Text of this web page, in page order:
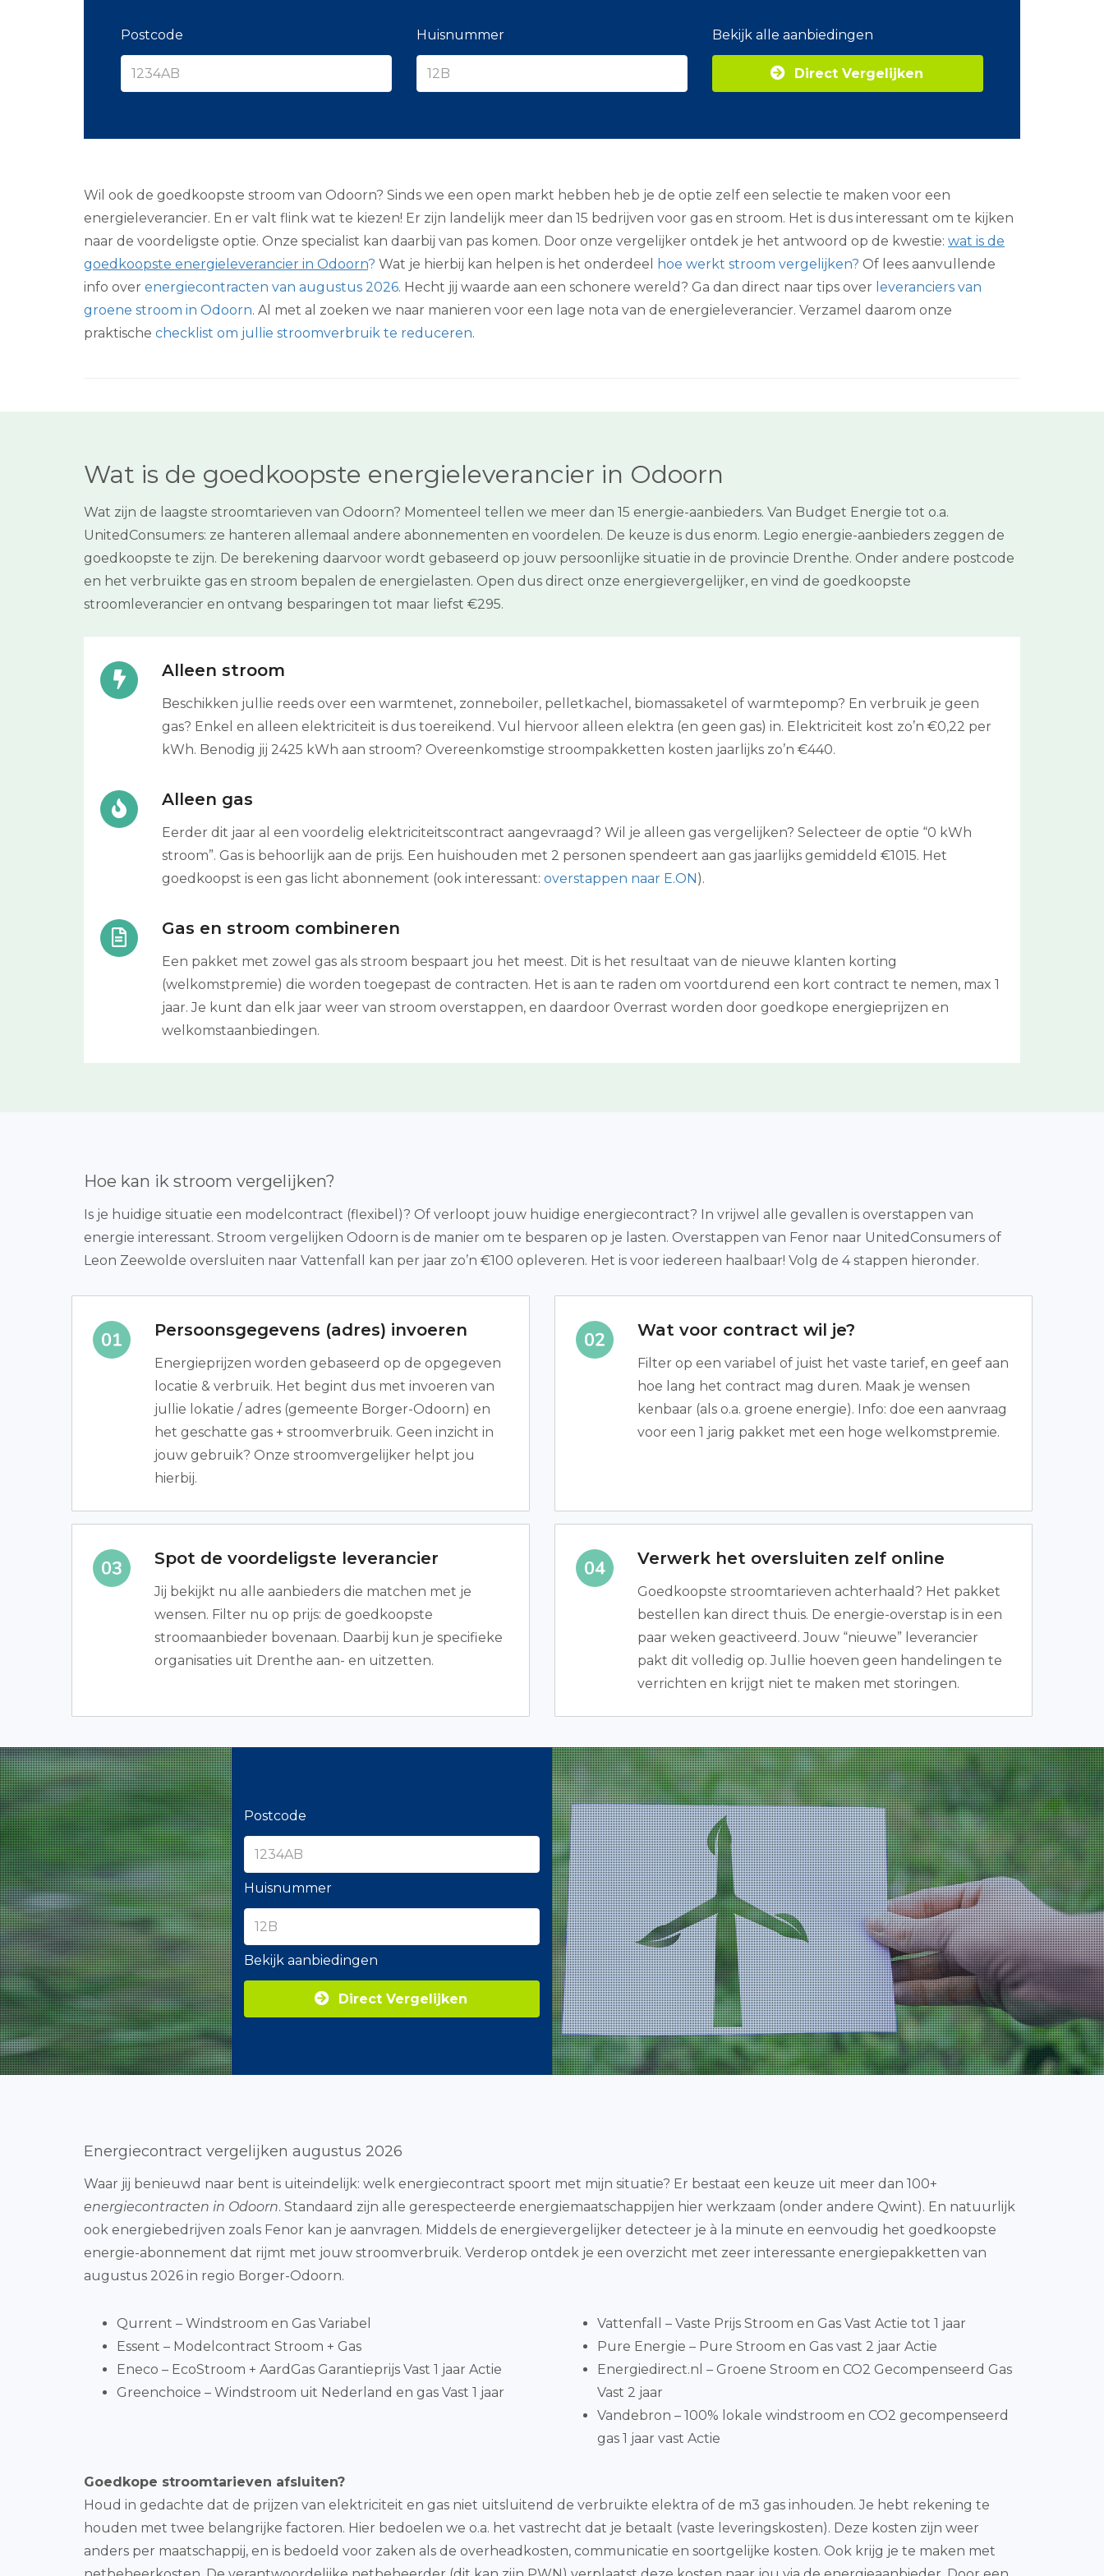
a
e
m
Z
j
e
n
e
g
i
Postcode Huisnummer Bekijk alle aanbiedingen
Direct Vergelijken
Wil ook de goedkoopste stroom van Odoorn? Sinds we een open markt hebben heb je de optie zelf een selectie te maken voor een
energieleverancier. En er valt flink wat te kiezen! Er zijn landelijk meer dan 15 bedrijven voor gas en stroom. Het is dus interessant om te kijken
naar de voordeligste optie. Onze specialist kan daarbij van pas komen. Door onze vergelijker ontdek je het antwoord op de kwestie: wat is de
goedkoopste energieleverancier in Odoorn? Wat je hierbij kan helpen is het onderdeel hoe werkt stroom vergelijken? Of lees aanvullende
info over energiecontracten van augustus 2026. Hecht jij waarde aan een schonere wereld? Ga dan direct naar tips over leveranciers van
groene stroom in Odoorn. Al met al zoeken we naar manieren voor een lage nota van de energieleverancier. Verzamel daarom onze
praktische checklist om jullie stroomverbruik te reduceren.
Wat is de goedkoopste energieleverancier in Odoorn
Wat zijn de laagste stroomtarieven van Odoorn? Momenteel tellen we meer dan 15 energie-aanbieders. Van Budget Energie tot o.a.
UnitedConsumers: ze hanteren allemaal andere abonnementen en voordelen. De keuze is dus enorm. Legio energie-aanbieders zeggen de
goedkoopste te zijn. De berekening daarvoor wordt gebaseerd op jouw persoonlijke situatie in de provincie Drenthe. Onder andere postcode
en het verbruikte gas en stroom bepalen de energielasten. Open dus direct onze energievergelijker, en vind de goedkoopste
stroomleverancier en ontvang besparingen tot maar liefst €295.
Alleen stroom
Beschikken jullie reeds over een warmtenet, zonneboiler, pelletkachel, biomassaketel of warmtepomp? En verbruik je geen
gas? Enkel en alleen elektriciteit is dus toereikend. Vul hiervoor alleen elektra (en geen gas) in. Elektriciteit kost zo’n €0,22 per
kWh. Benodig jij 2425 kWh aan stroom? Overeenkomstige stroompakketten kosten jaarlijks zo’n €440.
Alleen gas
Eerder dit jaar al een voordelig elektriciteitscontract aangevraagd? Wil je alleen gas vergelijken? Selecteer de optie “0 kWh
stroom”. Gas is behoorlijk aan de prijs. Een huishouden met 2 personen spendeert aan gas jaarlijks gemiddeld €1015. Het
goedkoopst is een gas licht abonnement (ook interessant: overstappen naar E.ON).
Gas en stroom combineren
Een pakket met zowel gas als stroom bespaart jou het meest. Dit is het resultaat van de nieuwe klanten korting
(welkomstpremie) die worden toegepast de contracten. Het is aan te raden om voortdurend een kort contract te nemen, max 1
jaar. Je kunt dan elk jaar weer van stroom overstappen, en daardoor 0verrast worden door goedkope energieprijzen en
welkomstaanbiedingen.
Hoe kan ik stroom vergelijken?
Is je huidige situatie een modelcontract (flexibel)? Of verloopt jouw huidige energiecontract? In vrijwel alle gevallen is overstappen van
energie interessant. Stroom vergelijken Odoorn is de manier om te besparen op je lasten. Overstappen van Fenor naar UnitedConsumers of
Leon Zeewolde oversluiten naar Vattenfall kan per jaar zo’n €100 opleveren. Het is voor iedereen haalbaar! Volg de 4 stappen hieronder.
Persoonsgegevens (adres) invoeren
Energieprijzen worden gebaseerd op de opgegeven
locatie & verbruik. Het begint dus met invoeren van
jullie lokatie / adres (gemeente Borger-Odoorn) en
het geschatte gas + stroomverbruik. Geen inzicht in
jouw gebruik? Onze stroomvergelijker helpt jou
hierbij.
Wat voor contract wil je?
Filter op een variabel of juist het vaste tarief, en geef aan
hoe lang het contract mag duren. Maak je wensen
kenbaar (als o.a. groene energie). Info: doe een aanvraag
voor een 1 jarig pakket met een hoge welkomstpremie.
Spot de voordeligste leverancier
Jij bekijkt nu alle aanbieders die matchen met je
wensen. Filter nu op prijs: de goedkoopste
stroomaanbieder bovenaan. Daarbij kun je specifieke
organisaties uit Drenthe aan- en uitzetten.
Verwerk het oversluiten zelf online
Goedkoopste stroomtarieven achterhaald? Het pakket
bestellen kan direct thuis. De energie-overstap is in een
paar weken geactiveerd. Jouw “nieuwe” leverancier
pakt dit volledig op. Jullie hoeven geen handelingen te
verrichten en krijgt niet te maken met storingen.
Postcode
Huisnummer
Bekijk aanbiedingen
Direct Vergelijken
Energiecontract vergelijken augustus 2026
Waar jij benieuwd naar bent is uiteindelijk: welk energiecontract spoort met mijn situatie? Er bestaat een keuze uit meer dan 100+
energiecontracten in Odoorn. Standaard zijn alle gerespecteerde energiemaatschappijen hier werkzaam (onder andere Qwint). En natuurlijk
ook energiebedrijven zoals Fenor kan je aanvragen. Middels de energievergelijker detecteer je à la minute en eenvoudig het goedkoopste
energie-abonnement dat rijmt met jouw stroomverbruik. Verderop ontdek je een overzicht met zeer interessante energiepakketten van
augustus 2026 in regio Borger-Odoorn.
Qurrent – Windstroom en Gas Variabel
Essent – Modelcontract Stroom + Gas
Eneco – EcoStroom + AardGas Garantieprijs Vast 1 jaar Actie
Greenchoice – Windstroom uit Nederland en gas Vast 1 jaar
Vattenfall – Vaste Prijs Stroom en Gas Vast Actie tot 1 jaar
Pure Energie – Pure Stroom en Gas vast 2 jaar Actie
Energiedirect.nl – Groene Stroom en CO2 Gecompenseerd Gas
Vast 2 jaar
Vandebron – 100% lokale windstroom en CO2 gecompenseerd
gas 1 jaar vast Actie
Goedkope stroomtarieven afsluiten?
Houd in gedachte dat de prijzen van elektriciteit en gas niet uitsluitend de verbruikte elektra of de m3 gas inhouden. Je hebt rekening te
houden met twee belangrijke factoren. Hier bedoelen we o.a. het vastrecht dat je betaalt (vaste leveringskosten). Deze kosten zijn weer
anders per maatschappij, en is bedoeld voor zaken als de overheadkosten, communicatie en soortgelijke kosten. Ook krijg je te maken met